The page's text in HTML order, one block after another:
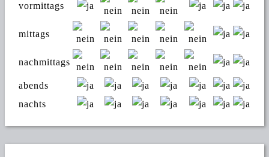
vormittags
mittags
nachmittags
abends
nachts